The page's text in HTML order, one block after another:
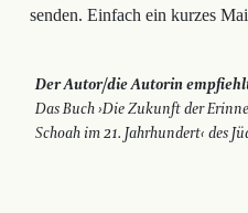
senden. Einfach ein kurzes
Der Autor/die Autorin
Das Buch ›Die Zukunft der
Schoah im 21. Jahrhundert‹ des